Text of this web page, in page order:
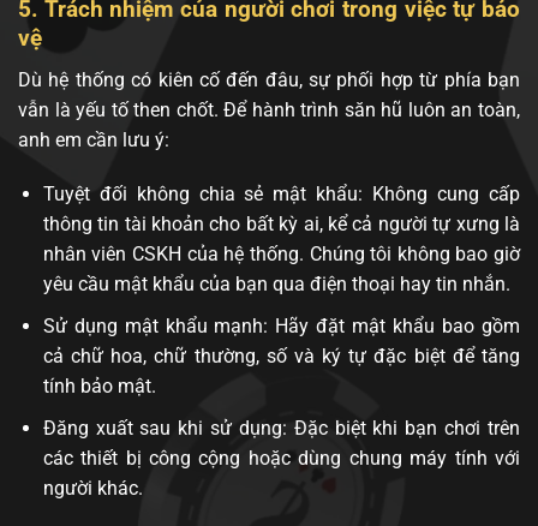
5. Trách nhiệm của người chơi trong việc tự bảo
vệ
Dù hệ thống có kiên cố đến đâu, sự phối hợp từ phía bạn
vẫn là yếu tố then chốt. Để hành trình săn hũ luôn an toàn,
anh em cần lưu ý:
Tuyệt đối không chia sẻ mật khẩu: Không cung cấp
thông tin tài khoản cho bất kỳ ai, kể cả người tự xưng là
nhân viên CSKH của hệ thống. Chúng tôi không bao giờ
yêu cầu mật khẩu của bạn qua điện thoại hay tin nhắn.
Sử dụng mật khẩu mạnh: Hãy đặt mật khẩu bao gồm
cả chữ hoa, chữ thường, số và ký tự đặc biệt để tăng
tính bảo mật.
Đăng xuất sau khi sử dụng: Đặc biệt khi bạn chơi trên
các thiết bị công cộng hoặc dùng chung máy tính với
người khác.